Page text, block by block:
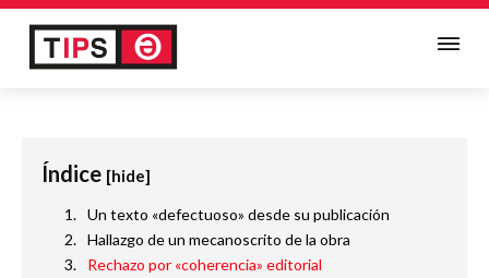
Índice [hide]
Un texto «defectuoso» desde su publicación
Hallazgo de un mecanoscrito de la obra
Rechazo por «coherencia» editorial